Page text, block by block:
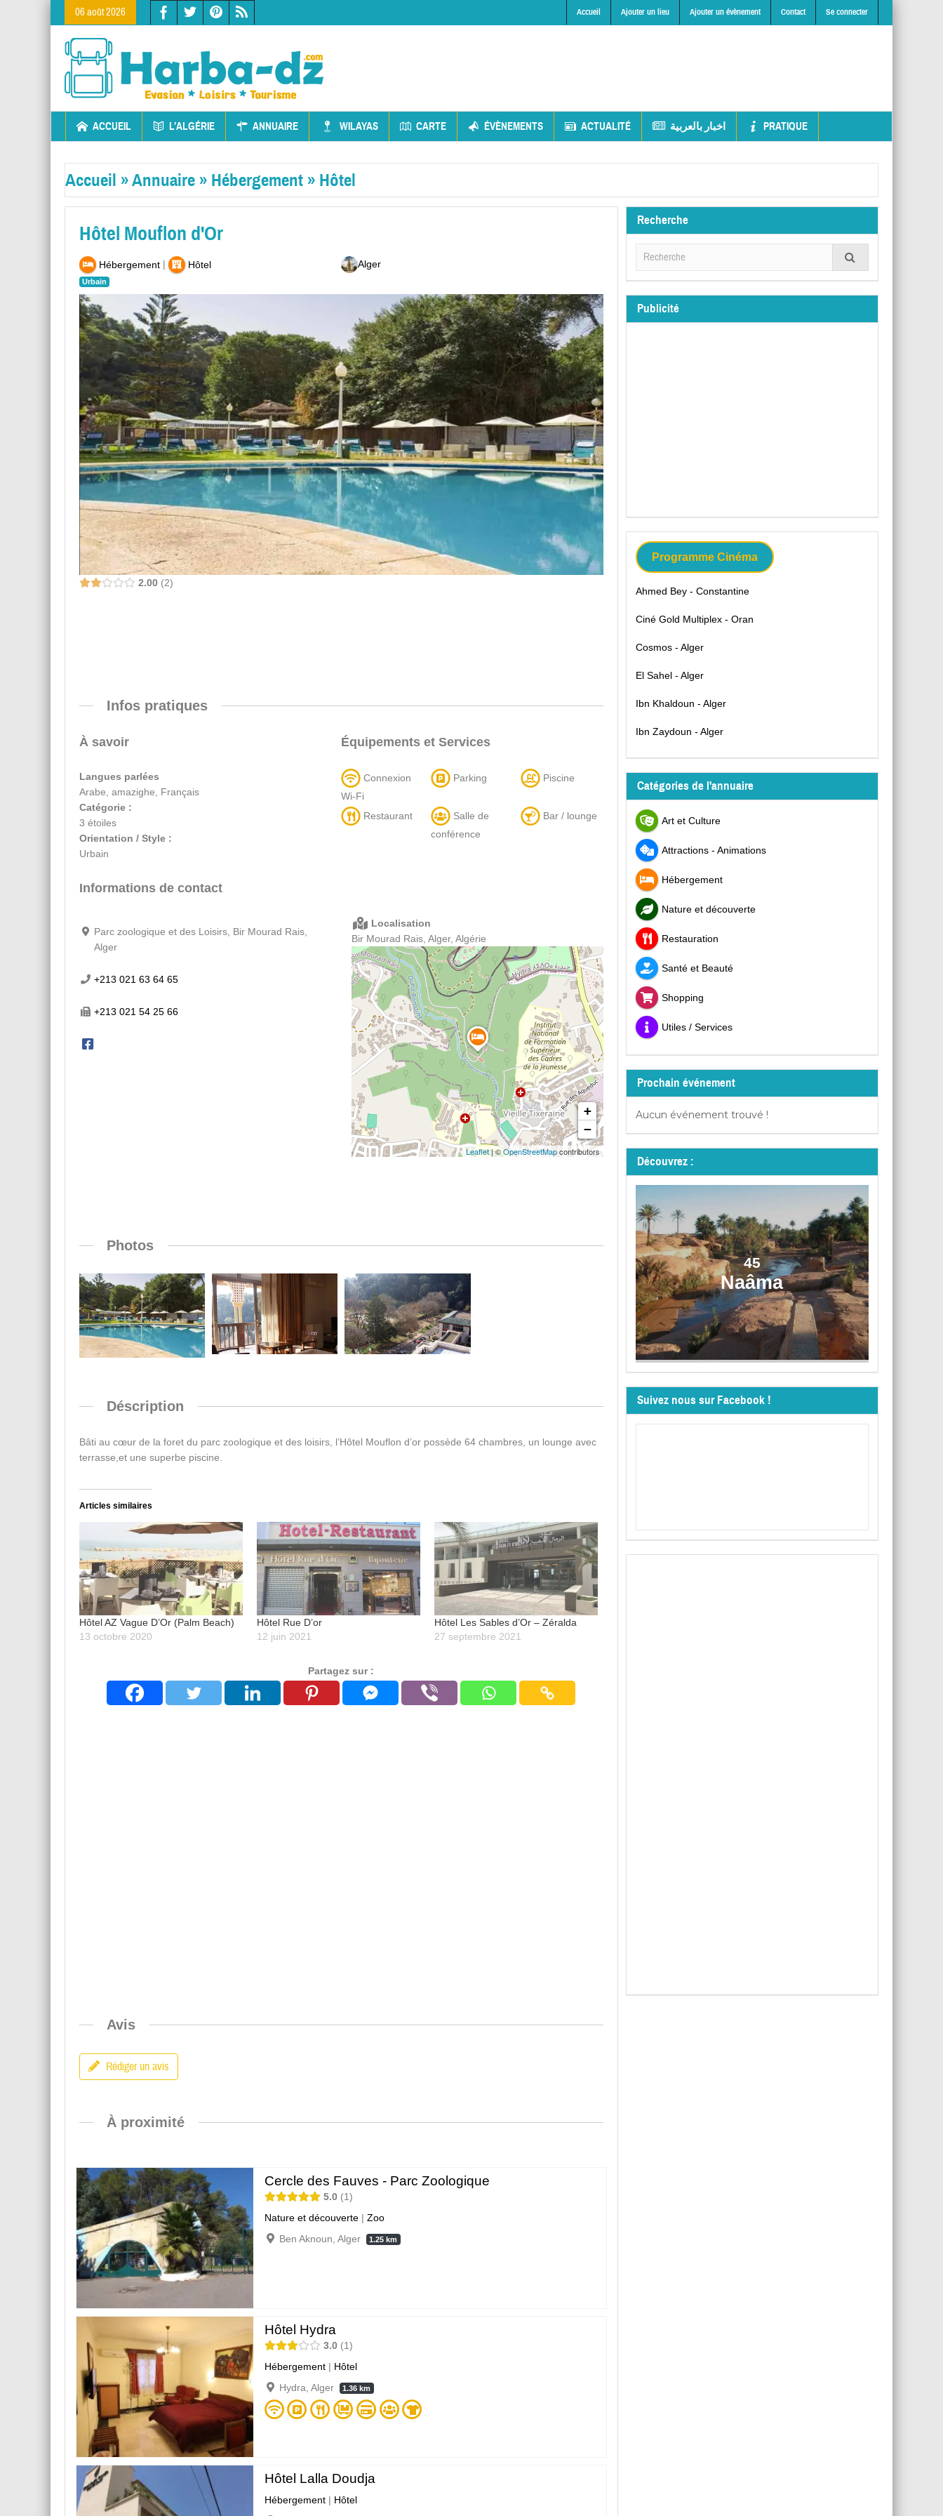
06 août 2026 Accueil Ajouter un lieu Ajouter un évènement Contact Se connecter
ACCUEIL L’ALGÉRIE ANNUAIRE WILAYAS CARTE ÉVÈNEMENTS ACTUALITÉ اخبار بالعربية PRATIQUE
Accueil »Annuaire » Hébergement » Hôtel
Hôtel Mouflon d'Or
Hébergement | Hôtel
Urbain
Alger
2.00 2
Infos pratiques
À savoir
Langues parlées
Arabe, amazighe, Français
Catégorie :
3 étoiles
Orientation / Style :
Urbain
Équipements et Services
Connexion
Wi-Fi
Parking Piscine
Restaurant
Salle de
conférence
Bar / lounge
Informations de contact
Parc zoologique et des Loisirs, Bir Mourad Rais,
Alger
+213 021 63 64 65
+213 021 54 25 66
Localisation
Bir Mourad Rais, Alger, Algérie
+
−
Leaflet| ©OpenStreetMapcontributors
Photos
Déscription
Bâti au cœur de la foret du parc zoologique et des loisirs, l’Hôtel Mouflon d’or possède 64 chambres, un lounge avec
terrasse,et une superbe piscine
Articles similaires
Hôtel AZ Vague D’Or (Palm Beach)
13 octobre 2020
Hôtel Rue D’or
12 juin 2021
Hôtel Les Sables d’Or – Zéralda
27 septembre 2021
Partagez sur :
Avis
Rédiger un avis
À proximité
Cercle des Fauves - Parc Zoologique
5.0 1
Nature et découverte| Zoo
Ben Aknoun, Alger
1.25 km
Hôtel Hydra
3.0 1
Hébergement| Hôtel
Hydra, Alger
1.36 km
Hôtel Lalla Doudja
Hébergement| Hôtel
Recherche
Publicité
Programme Cinéma
Ahmed Bey - Constantine
Ciné Gold Multiplex - Oran
Cosmos - Alger
El Sahel - Alger
Ibn Khaldoun - Alger
Ibn Zaydoun - Alger
Catégories de l'annuaire
Art et Culture
Attractions - Animations
Hébergement
Nature et découverte
Restauration
Santé et Beauté
Shopping
Utiles / Services
Prochain événement
Aucun événement trouvé !
Découvrez :
45
Naâma
Suivez nous sur Facebook !